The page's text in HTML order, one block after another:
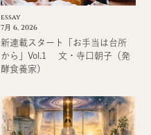
essay
7月 6, 2026
新連載スタート「お手当は台所
から」Vol.1 文・寺口朝子（発
酵食養家）